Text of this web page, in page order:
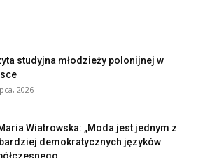
studyjna młodzieży polonijnej w
2026
Wiatrowska: „Moda jest jednym z
demokratycznych języków